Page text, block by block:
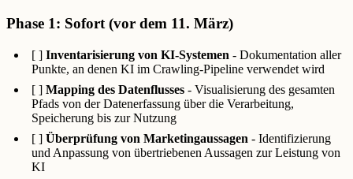
Phase 1: Sofort (vor dem 11. März)
[ ] Inventarisierung von KI-Systemen - Dokumentation aller
Punkte, an denen KI im Crawling-Pipeline verwendet wird
[ ] Mapping des Datenflusses - Visualisierung des gesamten
Pfads von der Datenerfassung über die Verarbeitung,
Speicherung bis zur Nutzung
[ ] Überprüfung von Marketingaussagen - Identifizierung
und Anpassung von übertriebenen Aussagen zur Leistung von
KI